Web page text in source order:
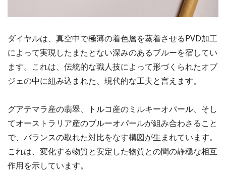
ダイヤルは、真空中で極薄の着色層を蒸着させるPVD加工
によって実現したまたとない深みのあるブルーを宿してい
ます。これは、伝統的な職人技によって形づくられたオブ
ジェの中に組み込まれた、現代的な工夫と言えます。
グアテマラ産の翡翠、トルコ産のミルキーオパール、そし
てオーストラリア産のブルーオパールが組み合わさること
で、バランスの取れた対比をなす構図が生まれています。
これは、変化する物質と安定した物質との間の静穏な相互
作用を示しています。